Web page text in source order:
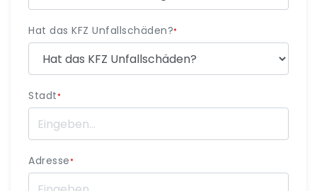
Hat das KFZ Unfallschäden?*
Stadt*
Adresse*